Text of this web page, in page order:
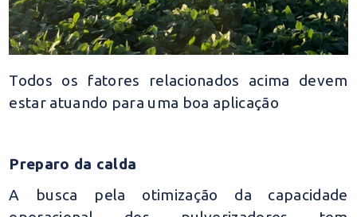
Todos os fatores relacionados acima devem
estar atuando para uma boa aplicação
Preparo da calda
A busca pela otimização da capacidade